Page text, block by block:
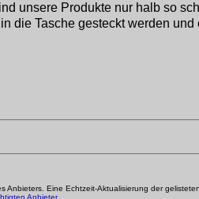
unsere Produkte nur halb so
die Tasche gesteckt werden und
Eine Echtzeit-Aktualisierung der